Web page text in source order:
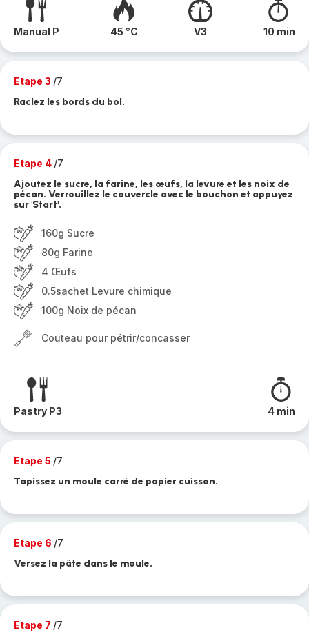
Manual P 45 °C V3 10 min
Etape 3 /7
Raclez les bords du bol.
Etape 4 /7
Ajoutez le sucre, la farine, les œufs, la levure et les noix de
pécan. Verrouillez le couvercle avec le bouchon et appuyez
sur 'Start'.
160g Sucre
80g Farine
4 Œufs
0.5sachet Levure chimique
100g Noix de pécan
Couteau pour pétrir/concasser
Pastry P3 4 min
Etape 5 /7
Tapissez un moule carré de papier cuisson.
Etape 6 /7
Versez la pâte dans le moule.
Etape 7 /7